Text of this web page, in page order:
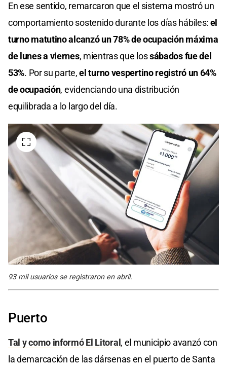
En ese sentido, remarcaron que el sistema mostró un
comportamiento sostenido durante los días hábiles: el
turno matutino alcanzó un 78% de ocupación máxima
de lunes a viernes, mientras que lossábados fue del
53%. Por su parte,el turno vespertino registró un 64%
de ocupación, evidenciando una distribución
equilibrada a lo largo del día.
93 mil usuarios se registraron en abril.
Puerto
Tal y como informó El Litoral , el municipio avanzó con
la demarcación de las dársenas en el puerto de Santa